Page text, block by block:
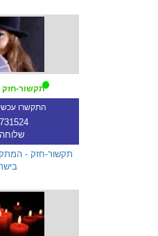
תקשור-חזק
התקשרו
שלוחה
תקשור-חזק -